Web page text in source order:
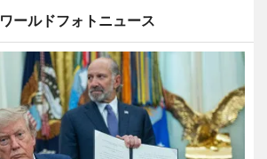
ワールドフォトニュース